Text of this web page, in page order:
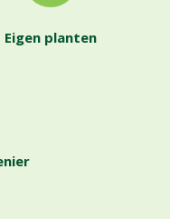
Eigen planten